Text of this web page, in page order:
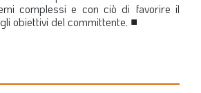
complessi e con ciò di favorire il
obiettivi del committente. ■